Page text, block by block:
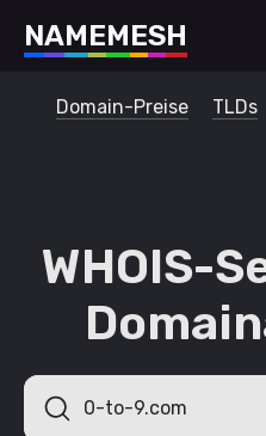
NAMEMESH
Domain-Preise TLDs
WHOIS-